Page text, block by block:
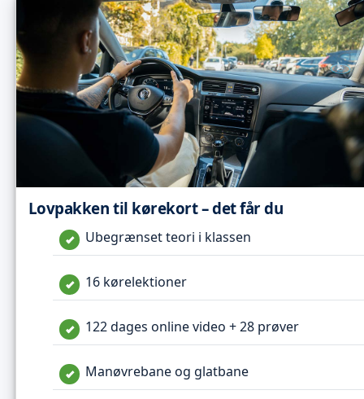
Lovpakken til kørekort – det får du
Ubegrænset teori i klassen
16 kørelektioner
122 dages online video + 28 prøver
Manøvrebane og glatbane